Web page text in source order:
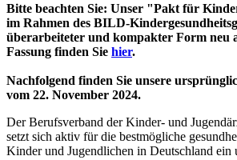
Bitte beachten Sie: Unser "Pakt für
im Rahmen des BILD-
überarbeiteter und kompakter Form neu
Fassung finden Sie hier.
Nachfolgend finden Sie unsere
vom 22. November 2024.
Der Berufsverband der Kinder- und
setzt sich aktiv für die bestmögliche
Kinder und Jugendlichen in Deutschland